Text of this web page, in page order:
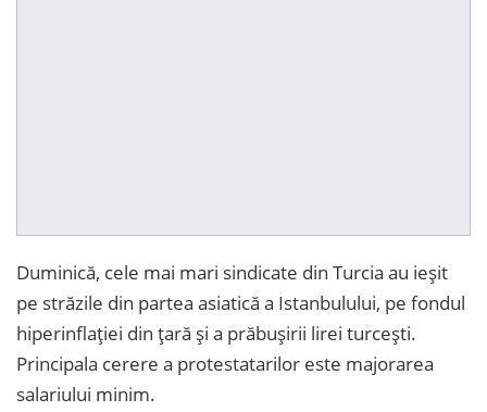
Duminică, cele mai mari sindicate din Turcia au ieșit
pe străzile din partea asiatică a Istanbulului, pe fondul
hiperinflației din țară și a prăbușirii lirei turcești.
Principala cerere a protestatarilor este majorarea
salariului minim.